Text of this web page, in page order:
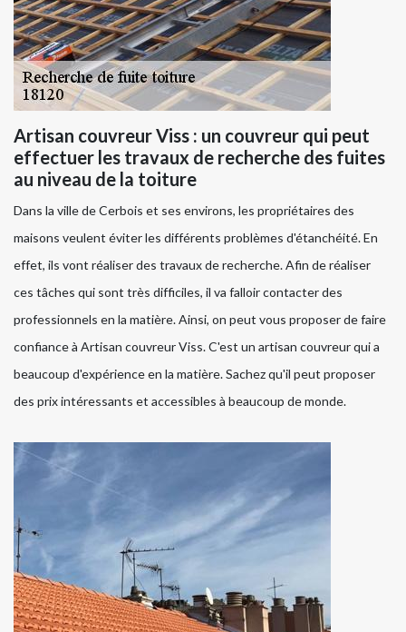
Artisan couvreur Viss : un couvreur qui peut
effectuer les travaux de recherche des fuites
au niveau de la toiture
Dans la ville de Cerbois et ses environs, les propriétaires des
maisons veulent éviter les différents problèmes d'étanchéité. En
effet, ils vont réaliser des travaux de recherche. Afin de réaliser
ces tâches qui sont très difficiles, il va falloir contacter des
professionnels en la matière. Ainsi, on peut vous proposer de faire
confiance à Artisan couvreur Viss. C'est un artisan couvreur qui a
beaucoup d'expérience en la matière. Sachez qu'il peut proposer
des prix intéressants et accessibles à beaucoup de monde.